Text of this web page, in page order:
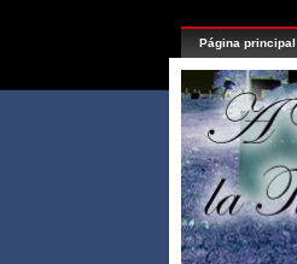
Página principal